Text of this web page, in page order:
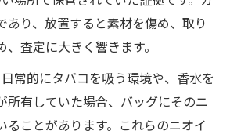
あり、放置すると素材を傷め、取り
査定に大きく響きます。
常的にタバコを吸う環境や、香水を
所有していた場合、バッグにそのニ
ることがあります。これらのニオイ